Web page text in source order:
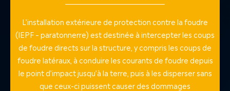
L’installation extérieure de protection contre la foudre
(IEPF – paratonnerre) est destinée à intercepter les coups
de foudre directs sur la structure, y compris les coups de
foudre latéraux, à conduire les courants de foudre depuis
le point d’impact jusqu’à la terre, puis à les disperser sans
que ceux-ci puissent causer des dommages